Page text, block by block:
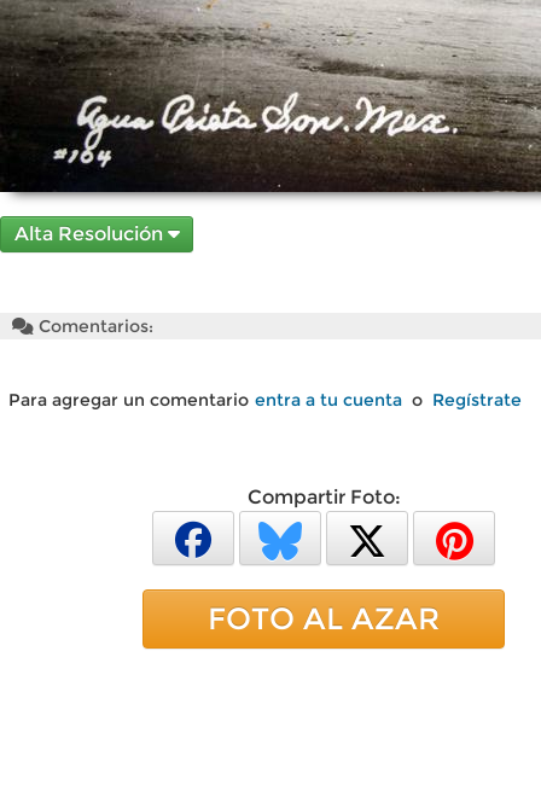
Alta Resolución
Comentarios:
Para agregar un comentario entra a tu cuenta o Regístrate
Compartir Foto:
FOTO AL AZAR